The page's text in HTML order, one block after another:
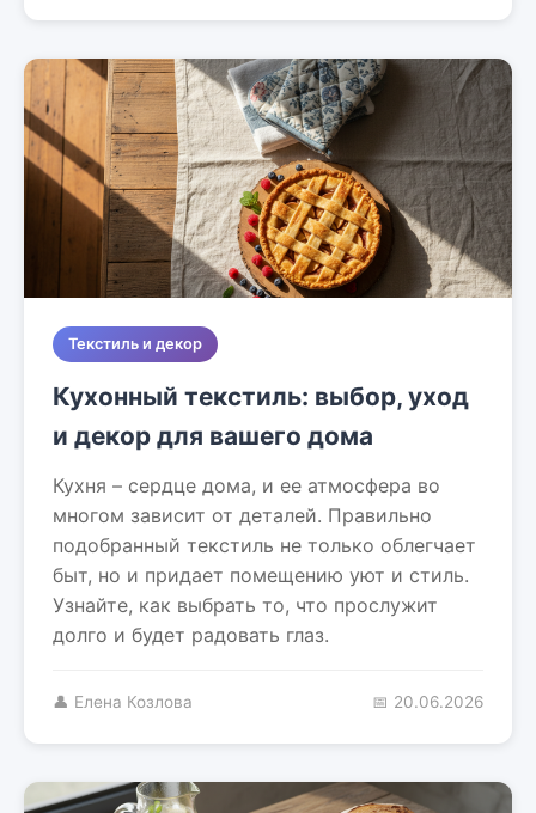
Текстиль и декор
Кухонный текстиль: выбор, уход
и декор для вашего дома
Кухня – сердце дома, и ее атмосфера во
многом зависит от деталей. Правильно
подобранный текстиль не только облегчает
быт, но и придает помещению уют и стиль.
Узнайте, как выбрать то, что прослужит
долго и будет радовать глаз.
👤 Елена Козлова 📅 20.06.2026